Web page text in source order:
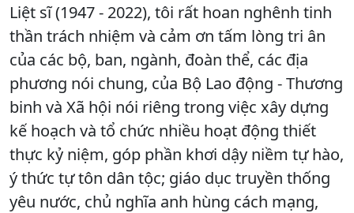
Liệt sĩ (1947 - 2022), tôi rất hoan nghênh tinh
thần trách nhiệm và cảm ơn tấm lòng tri ân
của các bộ, ban, ngành, đoàn thể, các địa
phương nói chung, của Bộ Lao động - Thương
binh và Xã hội nói riêng trong việc xây dựng
kế hoạch và tổ chức nhiều hoạt động thiết
thực kỷ niệm, góp phần khơi dậy niềm tự hào,
ý thức tự tôn dân tộc; giáo dục truyền thống
yêu nước, chủ nghĩa anh hùng cách mạng,